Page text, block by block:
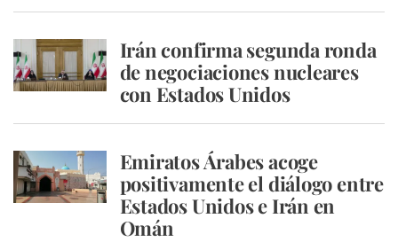
Irán confirma segunda ronda
de negociaciones nucleares
con Estados Unidos
Emiratos Árabes acoge
positivamente el diálogo entre
Estados Unidos e Irán en
Omán